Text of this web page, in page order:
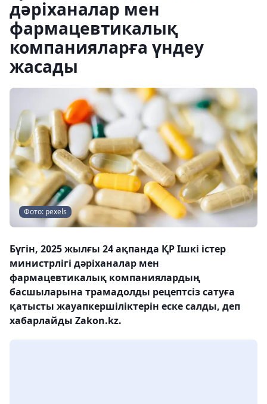
дәріханалар мен
фармацевтикалық
компанияларға үндеу
жасады
Фото: pexels
Бүгін, 2025 жылғы 24 ақпанда ҚР Ішкі істер
министрлігі дәріханалар мен
фармацевтикалық компаниялардың
басшыларына трамадолды рецептсіз сатуға
қатысты жауапкершіліктерін еске салды, деп
хабарлайды Zakon.kz.